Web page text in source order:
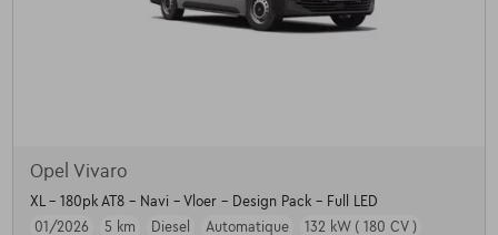
Opel Vivaro
XL - 180pk AT8 - Navi - Vloer - Design Pack - Full LED
01/2026
5 km Diesel Automatique 132 kW ( 180 CV )